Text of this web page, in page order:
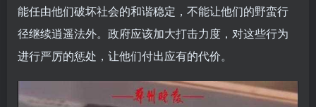
能任由他们破坏社会的和谐稳定，不能让他们的野蛮行
径继续逍遥法外。政府应该加大打击力度，对这些行为
进行严厉的惩处，让他们付出应有的代价。